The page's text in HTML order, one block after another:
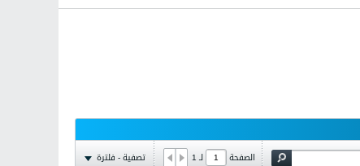
الصفحة لـ1 تصفية - فلترة